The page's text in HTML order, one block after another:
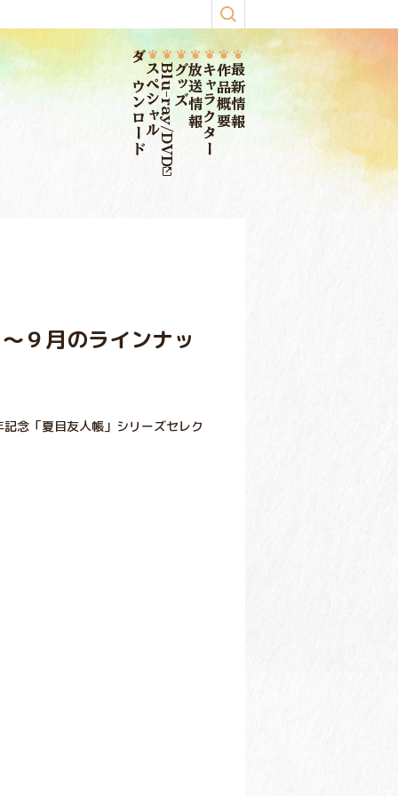
ダウンロードスペシャルBlu-ray/DVDグッズ放送情報キャラクター作品概要最新情報
９月のラインナッ
念「夏目友人帳」シリーズセレク